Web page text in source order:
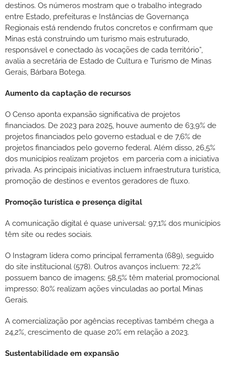
destinos. Os números mostram que o trabalho integrado
entre Estado, prefeituras e Instâncias de Governança
Regionais está rendendo frutos concretos e confirmam que
Minas está construindo um turismo mais estruturado,
responsável e conectado às vocações de cada território”,
avalia a secretária de Estado de Cultura e Turismo de Minas
Gerais, Bárbara Botega.
Aumento da captação de recursos
O Censo aponta expansão significativa de projetos
financiados. De 2023 para 2025, houve aumento de 63,9% de
projetos financiados pelo governo estadual e de 7,6% de
projetos financiados pelo governo federal. Além disso, 26,5%
dos municípios realizam projetos em parceria com a iniciativa
privada. As principais iniciativas incluem infraestrutura turística,
promoção de destinos e eventos geradores de fluxo.
Promoção turística e presença digital
A comunicação digital é quase universal: 97,1% dos municípios
têm site ou redes sociais.
O Instagram lidera como principal ferramenta (689), seguido
do site institucional (578). Outros avanços incluem: 72,2%
possuem banco de imagens; 58,5% têm material promocional
impresso; 80% realizam ações vinculadas ao portal Minas
Gerais.
A comercialização por agências receptivas também chega a
24,2%, crescimento de quase 20% em relação a 2023.
Sustentabilidade em expansão